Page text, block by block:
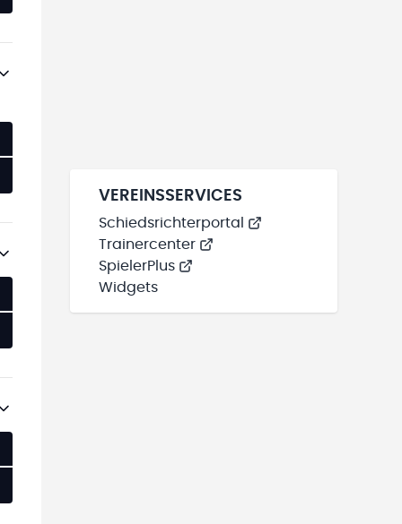
VEREINSSERVICES
Schiedsrichterportal
Trainercenter
SpielerPlus
Widgets